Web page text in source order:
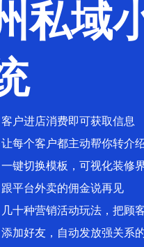
私域
户进店消费即可获取信息
每个客户都主动帮你转介
键切换模板，可视化装修
平台外卖的佣金说再见
十种营销活动玩法，把顾
加好友，自动发放强关系